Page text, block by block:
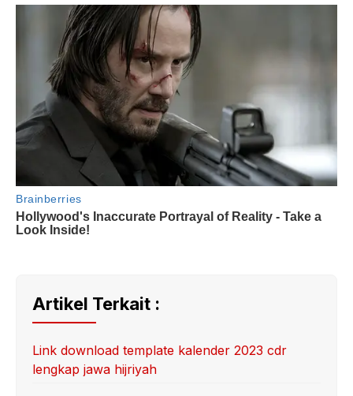
Artikel Terkait :
Link download template kalender 2023 cdr
lengkap jawa hijriyah